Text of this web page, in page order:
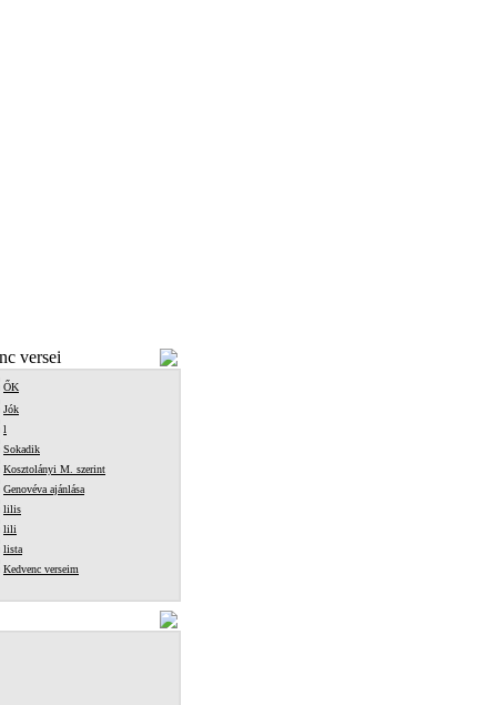
versei
ŐK
Jók
l
Sokadik
Kosztolányi M. szerint
Genovéva ajánlása
lilis
lili
lista
Kedvenc verseim